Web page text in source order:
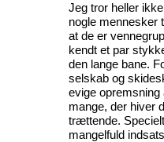
Jeg tror heller
nogle mennesker
at de er
kendt et par
den lange bane.
selskab og
evige opremsning
mange, der hiver
trættende.
mangelfuld